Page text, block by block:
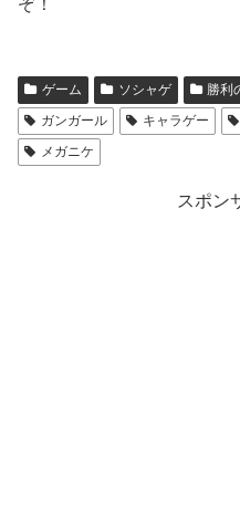
ぞ！
ゲーム ソシャゲ 勝利
ガンガール
キャラゲー
メガニケ
スポン